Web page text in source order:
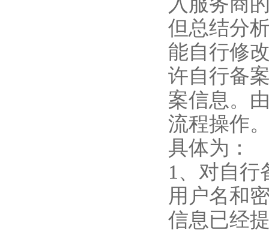
但总结分
能自行修
许自行备
案信息。
流程操作
具体为：
1、对自行
用户名和
信息已经